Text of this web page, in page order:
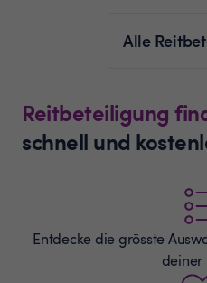
Alle
Reitbeteiligung
schnell und
Entdecke die grösste
deiner